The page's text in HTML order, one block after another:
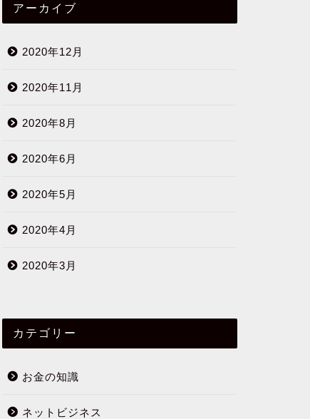
アーカイブ
2020年12月
2020年11月
2020年8月
2020年6月
2020年5月
2020年4月
2020年3月
カテゴリー
お金の知識
ネットビジネス